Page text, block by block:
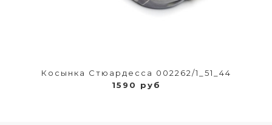
Косынка Стюардесса 002262/1_51_44
1590 руб